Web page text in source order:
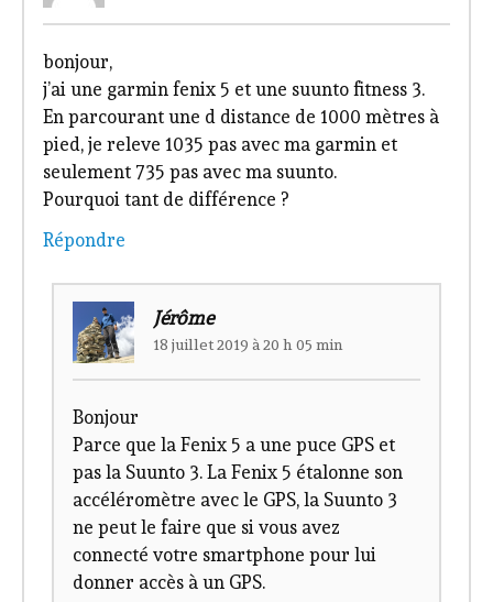
bonjour,
j’ai une garmin fenix 5 et une suunto fitness 3.
En parcourant une d distance de 1000 mètres à
pied, je releve 1035 pas avec ma garmin et
seulement 735 pas avec ma suunto.
Pourquoi tant de différence ?
Répondre
Jérôme
18 juillet 2019 à 20 h 05 min
Bonjour
Parce que la Fenix 5 a une puce GPS et
pas la Suunto 3. La Fenix 5 étalonne son
accéléromètre avec le GPS, la Suunto 3
ne peut le faire que si vous avez
connecté votre smartphone pour lui
donner accès à un GPS.